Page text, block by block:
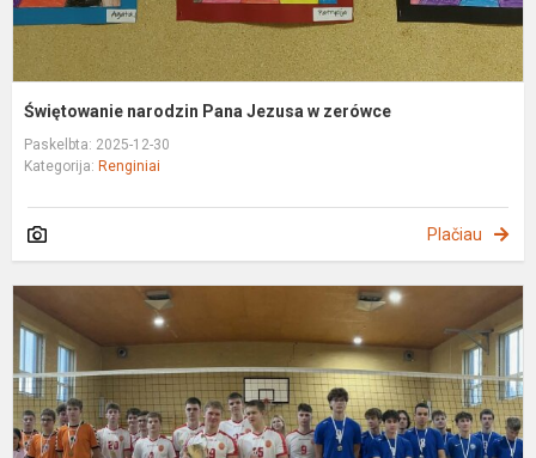
Świętowanie narodzin Pana Jezusa w zerówce
Paskelbta: 2025-12-30
Kategorija: Renginiai
Plačiau